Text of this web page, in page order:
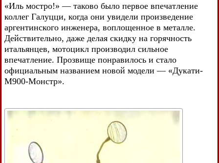
«Иль мостро!» — таково было первое впечатление
коллег Галуцци, когда они увидели произведение
аргентинского инженера, воплощенное в металле.
Действительно, даже делая скидку на горячность
итальянцев, мотоцикл производил сильное
впечатление. Прозвище понравилось и стало
официальным названием новой модели — «Дукати-
М900-Монстр».